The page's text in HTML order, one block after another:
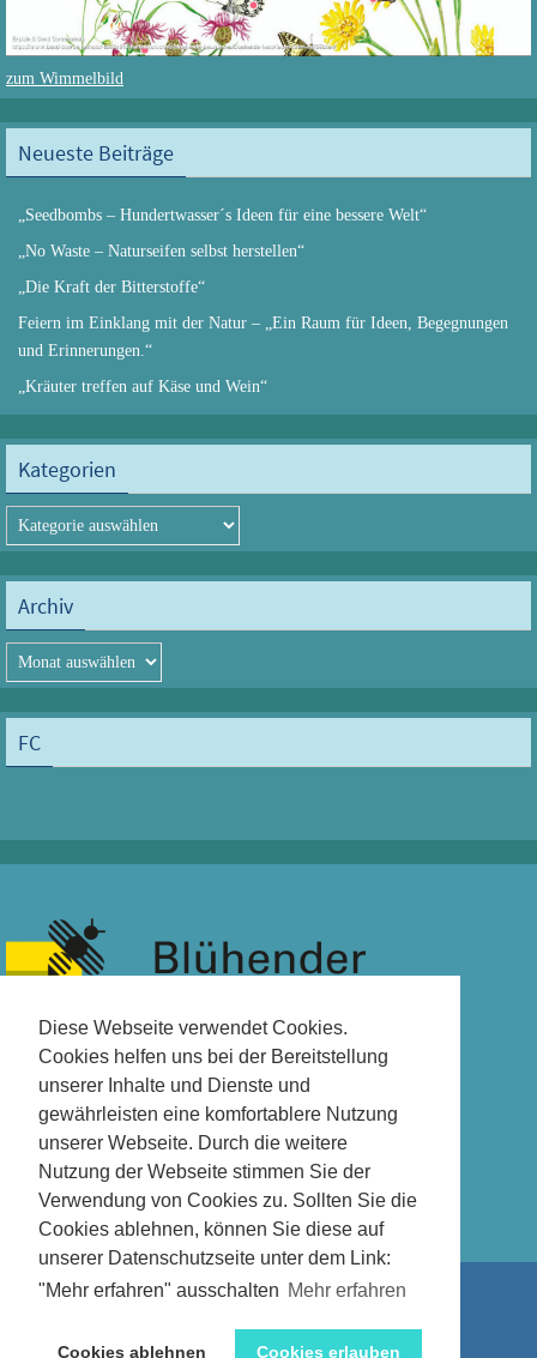
Diese Webseite verwendet Cookies.
Cookies helfen uns bei der Bereitstellung
unserer Inhalte und Dienste und
gewährleisten eine komfortablere Nutzung
unserer Webseite. Durch die weitere
Nutzung der Webseite stimmen Sie der
Verwendung von Cookies zu. Sollten Sie die
Cookies ablehnen, können Sie diese auf
unserer Datenschutzseite unter dem Link:
"Mehr erfahren" ausschalten Mehr erfahren
Cookies ablehnen Cookies erlauben
zum Wimmelbild
Neueste Beiträge
„Seedbombs – Hundertwasser´s Ideen für eine bessere Welt“
„No Waste – Naturseifen selbst herstellen“
„Die Kraft der Bitterstoffe“
Feiern im Einklang mit der Natur – „Ein Raum für Ideen, Begegnungen
und Erinnerungen.“
„Kräuter treffen auf Käse und Wein“
Kategorien
Kategorien
Archiv
Archiv
FC